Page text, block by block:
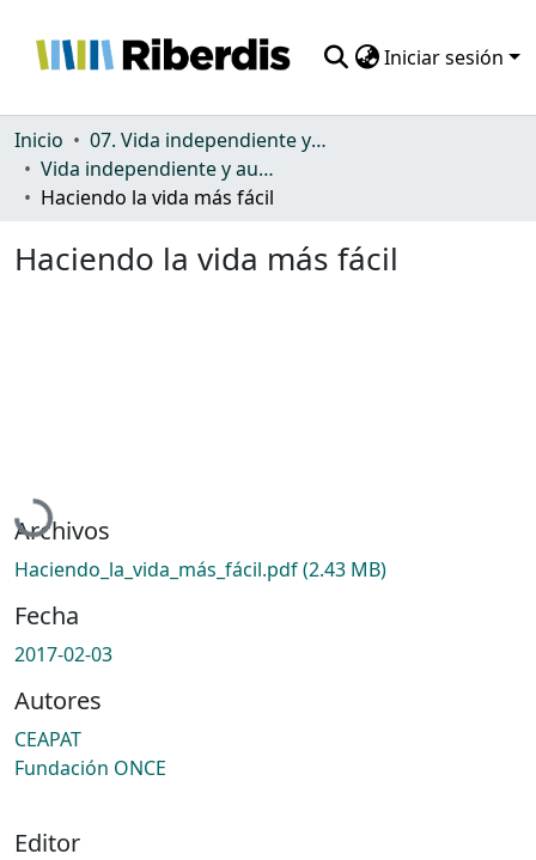
Iniciar sesión
Comunidades
Todo DSpace
Inicio
07. Vida independiente y autonomía personal
Vida independiente y autonomía personal
Haciendo la vida más fácil
Haciendo la vida más fácil
Cargando...
Archivos
Haciendo_la_vida_más_fácil.pdf(2.43 MB)
Fecha
2017-02-03
Autores
CEAPAT
Fundación ONCE
Editor